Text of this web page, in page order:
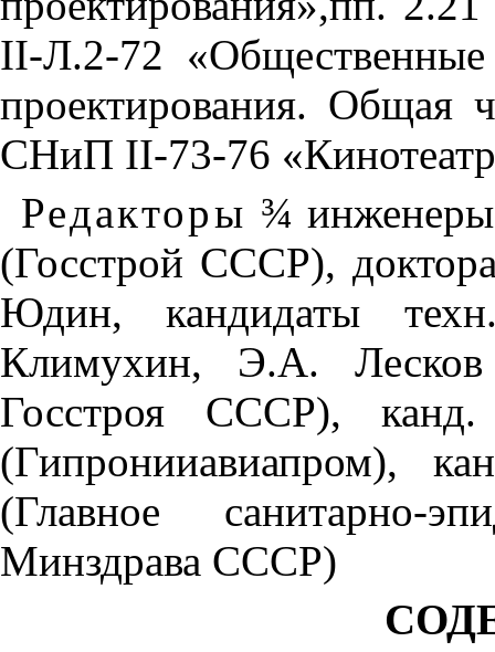
II-Л.2-72
проектирования. Общая
СНиП II-73-76
Редакторы ¾
(Госстрой СССР),
Юдин, кандидаты
Климухин, Э.А.
Госстроя СССР),
(Гипронииавиапром),
(Главное санитарно-
Минздрава СССР)